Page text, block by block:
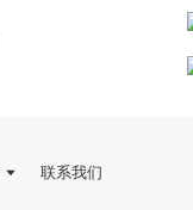
联系我们